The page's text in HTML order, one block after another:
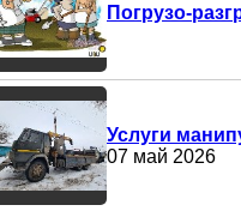
Погрузо-
Услуги
07 май 2026